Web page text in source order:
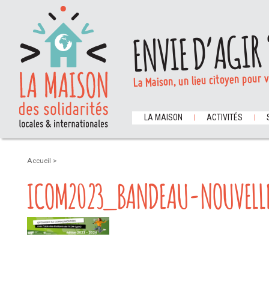
ENVIE
La Maison, un lieu citoyen
LA MAISON ACTIVITÉS
Accueil >
ICOM2023_BANDEAU-